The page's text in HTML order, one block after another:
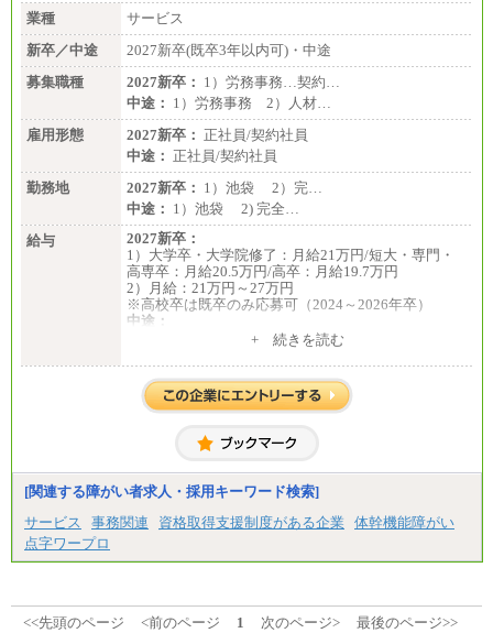
業種
サービス
新卒／中途
2027新卒(既卒3年以内可)・中途
募集職種
2027新卒： 1）労務事務…契約…
中途： 1）労務事務 2）人材…
雇用形態
2027新卒： 正社員/契約社員
中途： 正社員/契約社員
勤務地
2027新卒： 1）池袋 2）完…
中途： 1）池袋 2) 完全…
給与
2027新卒：
1）大学卒・大学院修了：月給21万円/短大・専門・
高専卒：月給20.5万円/高卒：月給19.7万円
2）月給：21万円～27万円
※高校卒は既卒のみ応募可（2024～2026年卒）
中途：
1）月給：21万円～25万円+ 続きを読む
[関連する障がい者求人・採用キーワード検索]
サービス
事務関連 資格取得支援制度がある企業
体幹機能障がい
点字ワープロ
<<先頭のページ <前のページ 1 次のページ> 最後のページ>>